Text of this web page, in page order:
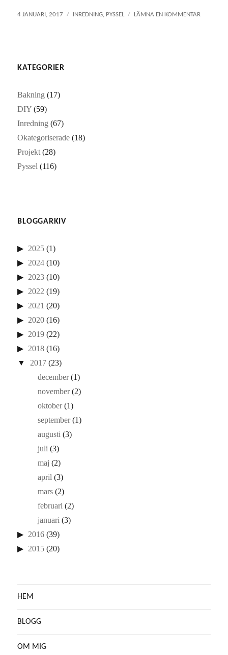
bo er ed a
PUBLICERAT
4 JANUARI, 2017 KATEGORIER
INREDNING, PYSSEL LÄMNA EN KOMMENTAR
KATEGORIER
Bakning (17)
DIY (59)
Inredning (67)
Okategoriserade (18)
Projekt (28)
Pyssel (116)
BLOGGARKIV
2025 (1)
2024 (10)
2023 (10)
2022 (19)
2021 (20)
2020 (16)
2019 (22)
2018 (16)
2017 (23)
december(1)
november(2)
oktober(1)
september(1)
augusti (3)
juli (3)
maj (2)
april (3)
mars (2)
februari (2)
januari (3)
2016 (39)
2015 (20)
HEM
BLOGG
OM MIG